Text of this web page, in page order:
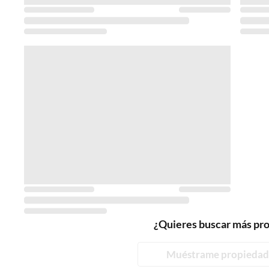
¿Quieres buscar más
Muéstrame